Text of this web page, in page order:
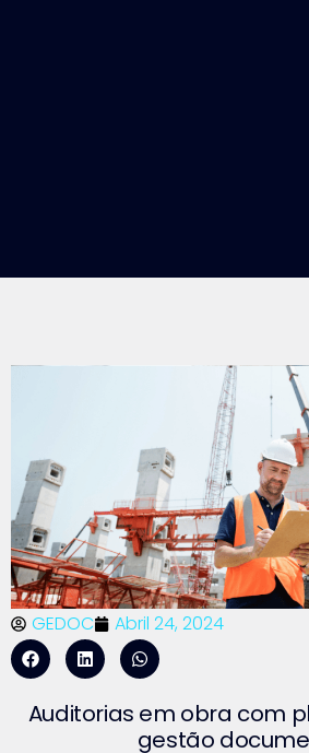
GEDOC Abril 24, 2024
Auditorias em obra com
gestão